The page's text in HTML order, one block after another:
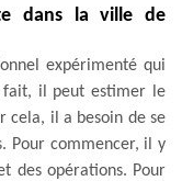
dans la ville de
expérimenté qui
fait, il peut estimer le
cela, il a besoin de se
Pour commencer, il y
des opérations. Pour